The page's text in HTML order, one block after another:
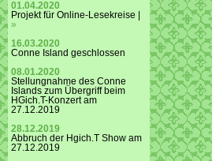
01.04.2020
Projekt für Online-Lesekreise |
»
16.03.2020
Conne Island geschlossen
08.01.2020
Stellungnahme des Conne
Islands zum Übergriff beim
HGich.T-Konzert am
27.12.2019
28.12.2019
Abbruch der Hgich.T Show am
27.12.2019